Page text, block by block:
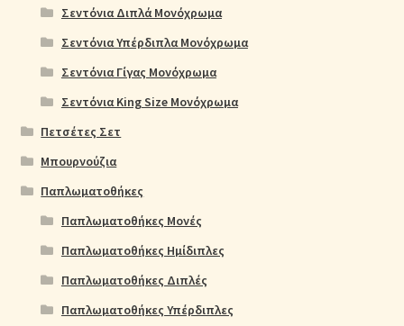
Σεντόνια Διπλά Μονόχρωμα
Σεντόνια Υπέρδιπλα Μονόχρωμα
Σεντόνια Γίγας Μονόχρωμα
Σεντόνια King Size Μονόχρωμα
Πετσέτες Σετ
Μπουρνούζια
Παπλωματοθήκες
Παπλωματοθήκες Μονές
Παπλωματοθήκες Ημίδιπλες
Παπλωματοθήκες Διπλές
Παπλωματοθήκες Υπέρδιπλες